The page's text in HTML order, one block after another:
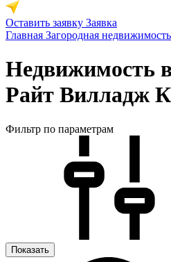
Оставить заявку Заявка
Главная Загородная недвижимость
Недвижимость
Райт Вилладж
Фильтр по параметрам
Показать